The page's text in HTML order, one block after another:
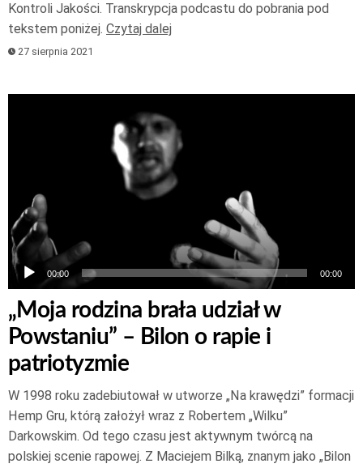
Kontroli Jakości. Transkrypcja podcastu do pobrania pod
tekstem poniżej. Czytaj dalej
27 sierpnia 2021
00:00 00:00
„Moja rodzina brała udział w
Powstaniu” – Bilon o rapie i
patriotyzmie
W 1998 roku zadebiutował w utworze „Na krawędzi” formacji
Hemp Gru, którą założył wraz z Robertem „Wilku”
Darkowskim. Od tego czasu jest aktywnym twórcą na
polskiej scenie rapowej. Z Maciejem Bilką, znanym jako „Bilon